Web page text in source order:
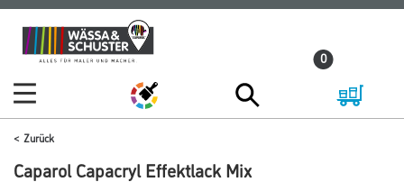
Zum
Inhalt
Zum
Navigationsmenü
0
Zurück
Caparol Capacryl Effektlack Mix